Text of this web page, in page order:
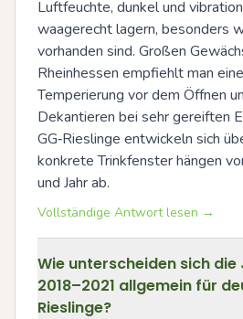
Luftfeuchte, dunkel und
waagerecht lagern, besonders
vorhanden sind. Großen
Rheinhessen empfiehlt man
Temperierung vor dem Öffnen
Dekantieren bei sehr gereiften
GG‑Rieslinge entwickeln sich
konkrete Trinkfenster hängen
und Jahr ab.
Vollständige Antwort lesen →
Wie unterscheiden sich
2018–2021 allgemein für
Rieslinge?